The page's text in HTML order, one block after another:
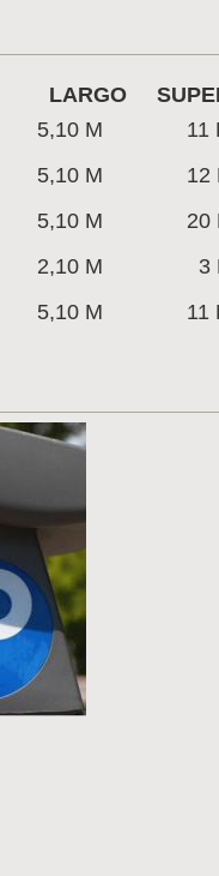
LARGO
5,10 M
11
5,10 M
12
5,10 M
20
2,10 M
3
5,10 M 11